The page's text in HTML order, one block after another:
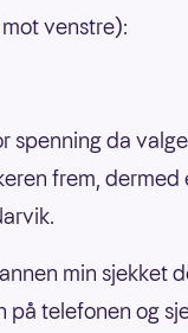
venstre):
spenning da
frem, dermed
min sjekket
på telefonen og